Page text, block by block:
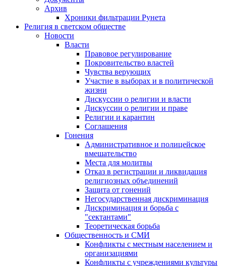
Архив
Хроники фильтрации Рунета
Религия в светском обществе
Новости
Власти
Правовое регулирование
Покровительство властей
Чувства верующих
Участие в выборах и в политической
жизни
Дискуссии о религии и власти
Дискуссии о религии и праве
Религии и карантин
Соглашения
Гонения
Административное и полицейское
вмешательство
Места для молитвы
Отказ в регистрации и ликвидация
религиозных объединений
Защита от гонений
Негосударственная дискриминация
Дискриминация и борьба с
"сектантами"
Теоретическая борьба
Общественность и СМИ
Конфликты с местным населением и
организациями
Конфликты с учреждениями культуры